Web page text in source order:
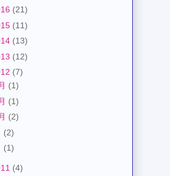
(21)
(11)
(13)
(12)
(7)
(1)
(1)
(2)
(2)
(1)
(4)